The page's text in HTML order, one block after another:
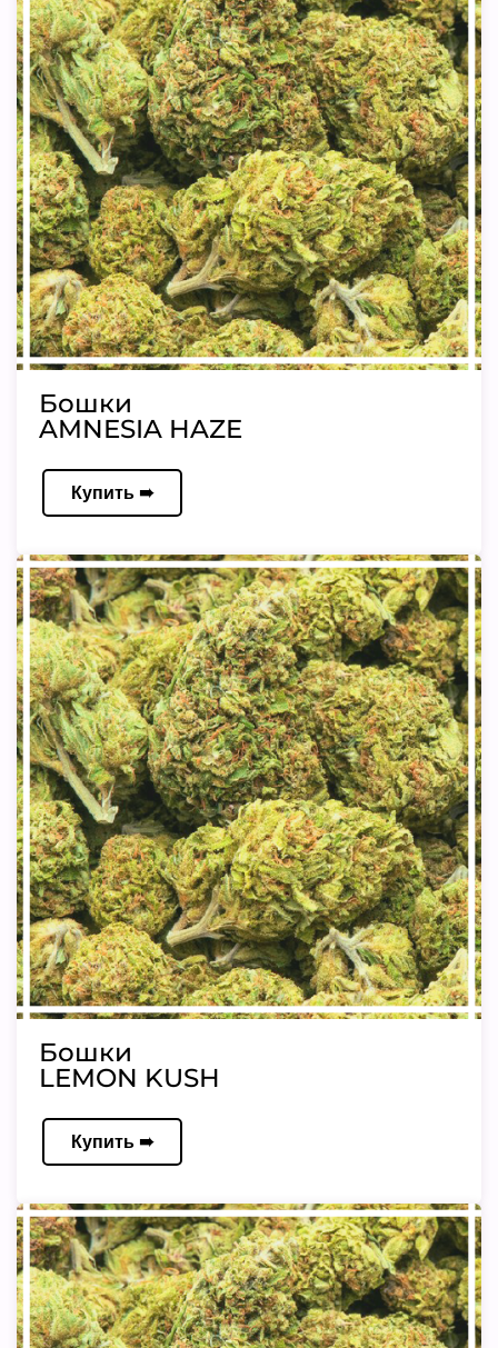
Бошки
AMNESIA HAZE
Купить ➠
Бошки
LEMON KUSH
Купить ➠